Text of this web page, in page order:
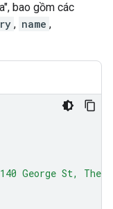
bao gồm các
, name ,
George St, The